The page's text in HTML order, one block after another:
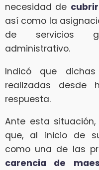
necesidad de
así como la
de servicios
administrativo.
Indicó que
realizadas desde
respuesta.
Ante esta situación,
que, al inicio de
como una de las
carencia de